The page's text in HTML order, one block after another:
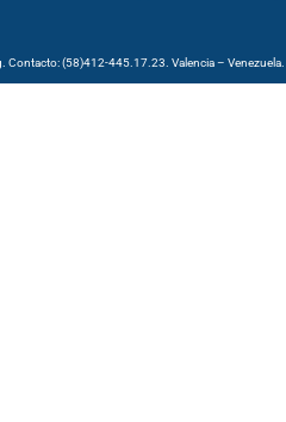
Contacto: (58)412-445.17.23. Valencia – Venezuela.